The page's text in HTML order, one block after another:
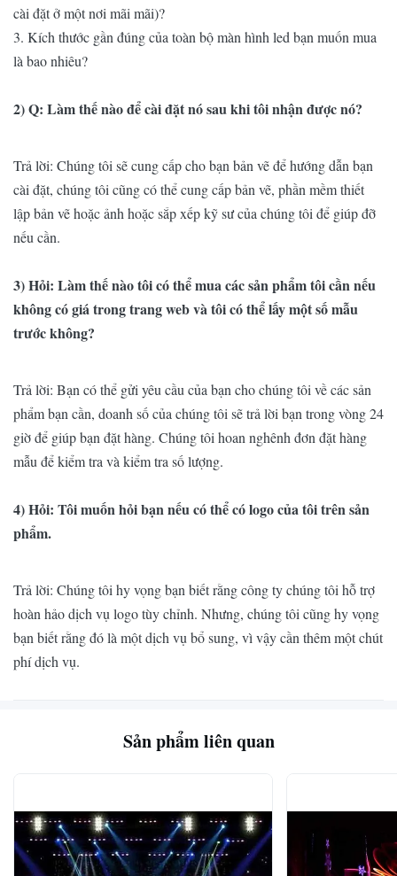
Góc nhìn
ngang
160 độ
trọn đời
Phục vụ Trước mặt
Xếp hạng
Sau)
Chứng
Nhiệt độ /
Độ ẩm
-20 ~ 60 ℃ / 10% ~ 90%
Nhiệt độ
ẩm
cài đặt ở một nơi mãi mãi)?
3. Kích thước gần đúng của toàn bộ màn hình led bạn muốn mua
là bao nhiêu?
2) Q: Làm thế nào để cài đặt nó sau khi tôi nhận được nó?
Trả lời: Chúng tôi sẽ cung cấp cho bạn bản vẽ để hướng dẫn bạn
cài đặt, chúng tôi cũng có thể cung cấp bản vẽ, phần mềm thiết
lập bản vẽ hoặc ảnh hoặc sắp xếp kỹ sư của chúng tôi để giúp đỡ
nếu cần.
3) Hỏi: Làm thế nào tôi có thể mua các sản phẩm tôi cần nếu
không có giá trong trang web và tôi có thể lấy một số mẫu
trước không?
Trả lời: Bạn có thể gửi yêu cầu của bạn cho chúng tôi về các sản
phẩm bạn cần, doanh số của chúng tôi sẽ trả lời bạn trong vòng 24
giờ để giúp bạn đặt hàng. Chúng tôi hoan nghênh đơn đặt hàng
mẫu để kiểm tra và kiểm tra số lượng.
4) Hỏi: Tôi muốn hỏi bạn nếu có thể có logo của tôi trên sản
phẩm.
Trả lời: Chúng tôi hy vọng bạn biết rằng công ty chúng tôi hỗ trợ
hoàn hảo dịch vụ logo tùy chỉnh. Nhưng, chúng tôi cũng hy vọng
bạn biết rằng đó là một dịch vụ bổ sung, vì vậy cần thêm một chút
phí dịch vụ.
Sản phẩm liên quan